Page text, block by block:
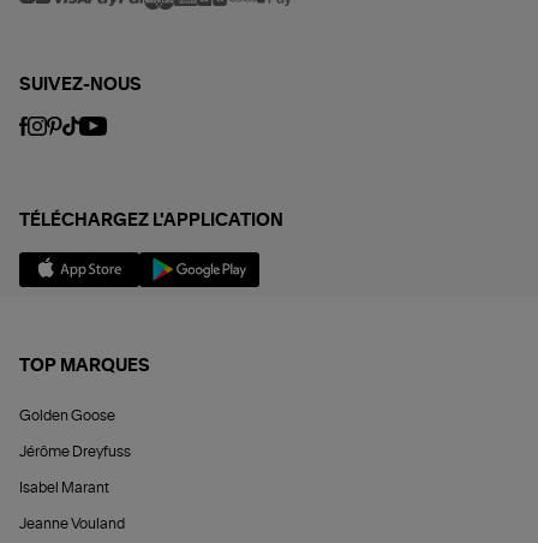
SUIVEZ-NOUS
TÉLÉCHARGEZ L'APPLICATION
TOP MARQUES
Golden Goose
Jérôme Dreyfuss
Isabel Marant
Jeanne Vouland